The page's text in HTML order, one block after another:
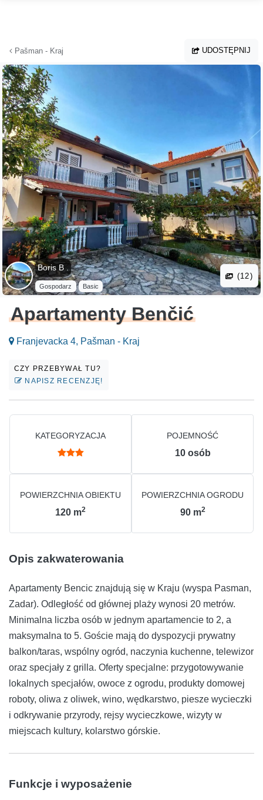
Pašman - Kraj UDOSTĘPNIJ
Boris B .
Gospodarz Basic
(12)
Apartamenty Benčić
Franjevacka 4, Pašman - Kraj
CZY PRZEBYWAŁ TU?
NAPISZ RECENZJĘ!
KATEGORYZACJA POJEMNOŚĆ
10 osób
POWIERZCHNIA OBIEKTU
120 m2
POWIERZCHNIA OGRODU
90 m2
Opis zakwaterowania
Apartamenty Bencic znajdują się w Kraju (wyspa Pasman,
Zadar). Odległość od głównej plaży wynosi 20 metrów.
Minimalna liczba osób w jednym apartamencie to 2, a
maksymalna to 5. Goście mają do dyspozycji prywatny
balkon/taras, wspólny ogród, naczynia kuchenne, telewizor
oraz specjały z grilla. Oferty specjalne: przygotowywanie
lokalnych specjałów, owoce z ogrodu, produkty domowej
roboty, oliwa z oliwek, wino, wędkarstwo, piesze wycieczki
i odkrywanie przyrody, rejsy wycieczkowe, wizyty w
miejscach kultury, kolarstwo górskie.
Funkcje i wyposażenie